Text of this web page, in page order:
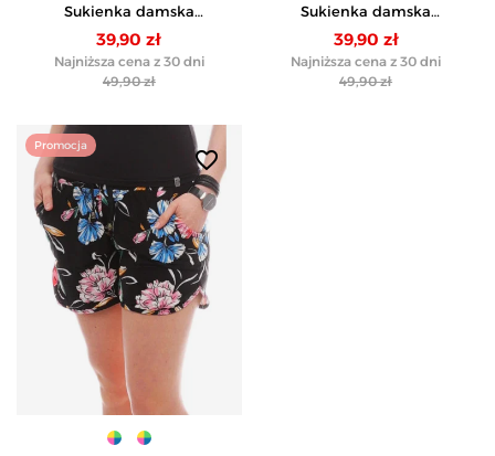
Sukienka damska
bawełniana tuba przed
kolano - ZIELONY
39,90 zł
Najniższa cena z 30 dni
49,90 zł
Sukienka damska
bawełniana tuba przed
kolano - BEŻOWY
39,90 zł
Najniższa cena z 30 dni
49,90 zł
Promocja
favorite_border